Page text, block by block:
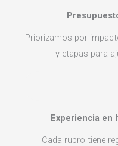
Priorizamos por
y etapas para
Experiencia en
Cada rubro tiene